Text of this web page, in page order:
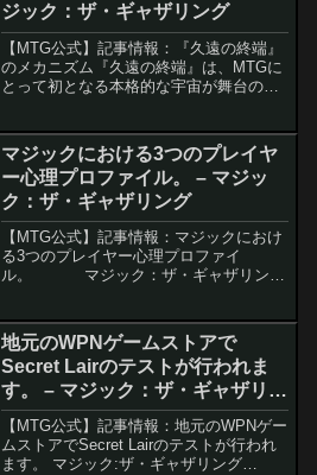
ジック：ザ・ギャザリング
【MTG公式】記事情報：『久遠の終端』
のメカニズム『久遠の終端』は、MTGに
とって初となる本格的な宇宙が舞台のセ
が広がります。ここでは新導入となるメ
カニックについて、概...
マジックにおける3つのプレイヤ
ー心理プロファイル。 – マジッ
ク：ザ・ギャザリング
【MTG公式】記事情報：マジックにおけ
る3つのプレイヤー心理プロファイ
ル。 マジック：ザ・ギャザリング
イヤーの動機や価値観に基づく「プレイ
ヤー心理...
地元のWPNゲームストアで
Secret Lairのテストが行われま
す。 – マジック：ザ・ギャザリン
グ
【MTG公式】記事情報：地元のWPNゲー
ムストアでSecret Lairのテストが行われ
ます。 マジック:ザ・ギャザリング